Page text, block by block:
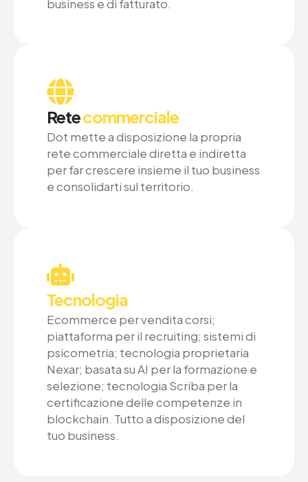
business e di fatturato.
Retecommerciale
Dot mette a disposizione la propria
rete commerciale diretta e indiretta
per far crescere insieme il tuo business
e consolidarti sul territorio.
Tecnologia
Ecommerce per vendita corsi;
piattaforma per il recruiting; sistemi di
psicometria; tecnologia proprietaria
Nexar; basata su AI per la formazione e
selezione; tecnologia Scriba per la
certificazione delle competenze in
blockchain. Tutto a disposizione del
tuo business.